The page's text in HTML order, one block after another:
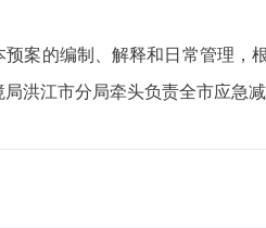
案的编制、解释和日常管理
洪江市分局牵头负责全市应急